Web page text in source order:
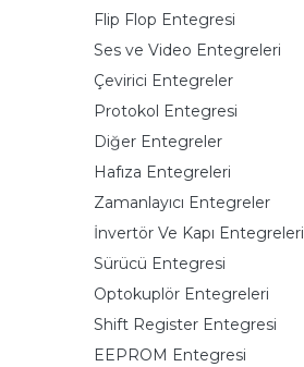
Flip Flop Entegresi
Ses ve Video Entegreleri
Çevirici Entegreler
Protokol Entegresi
Diğer Entegreler
Hafıza Entegreleri
Zamanlayıcı Entegreler
İnvertör Ve Kapı Entegreleri
Sürücü Entegresi
Optokuplör Entegreleri
Shift Register Entegresi
EEPROM Entegresi